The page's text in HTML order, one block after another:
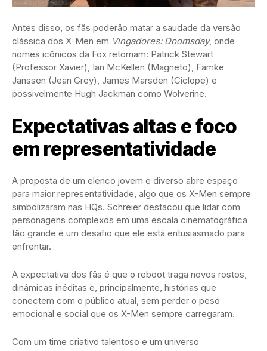
Antes disso, os fãs poderão matar a saudade da versão
clássica dos X-Men em Vingadores: Doomsday, onde
nomes icônicos da Fox retornam: Patrick Stewart
(Professor Xavier), Ian McKellen (Magneto), Famke
Janssen (Jean Grey), James Marsden (Ciclope) e
possivelmente Hugh Jackman como Wolverine.
Expectativas altas e foco
em representatividade
A proposta de um elenco jovem e diverso abre espaço
para maior representatividade, algo que os X-Men sempre
simbolizaram nas HQs. Schreier destacou que lidar com
personagens complexos em uma escala cinematográfica
tão grande é um desafio que ele está entusiasmado para
enfrentar.
A expectativa dos fãs é que o reboot traga novos rostos,
dinâmicas inéditas e, principalmente, histórias que
conectem com o público atual, sem perder o peso
emocional e social que os X-Men sempre carregaram.
Com um time criativo talentoso e um universo